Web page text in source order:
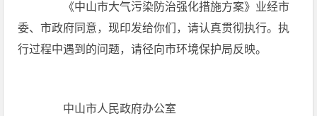
《中山市大气污染防治强化措施方案》业经市
委、市政府同意，现印发给你们，请认真贯彻执行。执
行过程中遇到的问题，请径向市环境保护局反映。
中山市人民政府办公室